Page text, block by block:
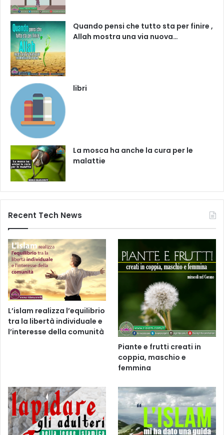
Quando pensi che tutto sta per finire ,
Allah mostra una via nuova…
libri
La mosca ha anche la cura per le
malattie
Recent Tech News
L’islam realizza l’equilibrio
tra la libertà individuale e
l’interesse della comunità
Piante e frutti creati in
coppia, maschio e
femmina